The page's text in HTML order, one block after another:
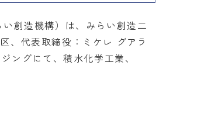
創造機構）は、みらい創造二
、代表取締役：ミケレ グアラ
グにて、積水化学工業、